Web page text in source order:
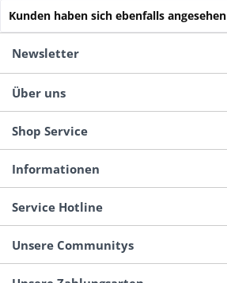
Kunden haben sich ebenfalls angesehen
Newsletter
Über uns
Shop Service
Informationen
Service Hotline
Unsere Communitys